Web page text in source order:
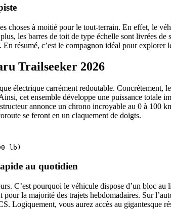
choses à moitié pour le tout-terrain. En effet, le
les barres de toit de type échelle sont livrées
résumé, c’est le compagnon idéal pour explorer
Trailseeker 2026
électrique carrément redoutable. Concrètement, le
cet ensemble développe une puissance
annonce un chrono incroyable au 0 à 100
se feront en un claquement de doigts.
au quotidien
C’est pourquoi le véhicule dispose d’un bloc
la majorité des trajets hebdomadaires. Sur
Logiquement, vous aurez accès au gigantesque